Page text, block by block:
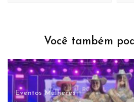
Você também
Eventos Mulheres